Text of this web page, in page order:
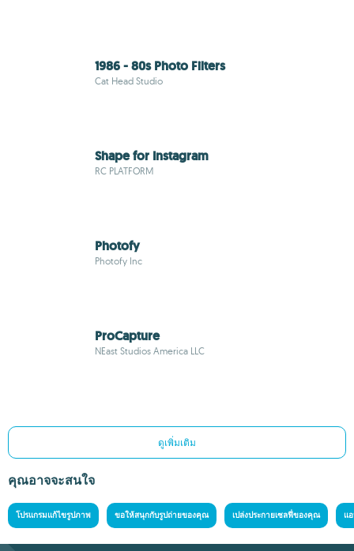
1986 - 80s Photo Filters
Cat Head Studio
Shape for Instagram
RC PLATFORM
Photofy
Photofy Inc
ProCapture
NEast Studios America LLC
ดูเพิ่มเติม
คุณอาจจะสนใจ
โปรแกรมแก้ไขรูปภาพ ขอให้สนุกกับรูปถ่ายของคุณ เปล่งประกายเซลฟี่ของคุณ แ